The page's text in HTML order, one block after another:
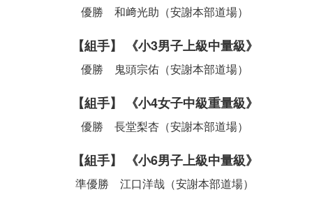
優勝 和﨑光助（安謝本部道場）
【組手】 《小3男子上級中量級》
優勝 鬼頭宗佑（安謝本部道場）
【組手】 《小4女子中級重量級》
優勝 長堂梨杏（安謝本部道場）
【組手】 《小6男子上級中量級》
準優勝 江口洋哉（安謝本部道場）